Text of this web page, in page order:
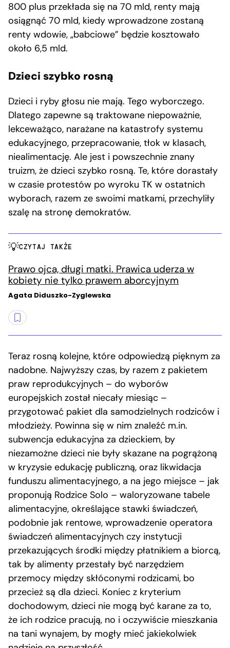
800 plus przekłada się na 70 mld, renty mają
osiągnąć 70 mld, kiedy wprowadzone zostaną
renty wdowie, „babciowe” będzie kosztowało
około 6,5 mld.
Dzieci szybko rosną
Dzieci i ryby głosu nie mają. Tego wyborczego.
Dlatego zapewne są traktowane niepoważnie,
lekceważąco, narażane na katastrofy systemu
edukacyjnego, przepracowanie, tłok w klasach,
niealimentację. Ale jest i powszechnie znany
truizm, że dzieci szybko rosną. Te, które dorastały
w czasie protestów po wyroku TK w ostatnich
wyborach, razem ze swoimi matkami, przechyliły
szalę na stronę demokratów.
CZYTAJ TAKŻE
Prawo ojca, długi matki. Prawica uderza w
kobiety nie tylko prawem aborcyjnym
Agata Diduszko-Zyglewska
Teraz rosną kolejne, które odpowiedzą pięknym za
nadobne. Najwyższy czas, by razem z pakietem
praw reprodukcyjnych – do wyborów
europejskich został niecały miesiąc –
przygotować pakiet dla samodzielnych rodziców i
młodzieży. Powinna się w nim znaleźć m.in.
subwencja edukacyjna za dzieckiem, by
niezamożne dzieci nie były skazane na pogrążoną
w kryzysie edukację publiczną, oraz likwidacja
funduszu alimentacyjnego, a na jego miejsce – jak
proponują Rodzice Solo – waloryzowane tabele
alimentacyjne, określające stawki świadczeń,
podobnie jak rentowe, wprowadzenie operatora
świadczeń alimentacyjnych czy instytucji
przekazujących środki między płatnikiem a biorcą,
tak by alimenty przestały być narzędziem
przemocy między skłóconymi rodzicami, bo
przecież są dla dzieci. Koniec z kryterium
dochodowym, dzieci nie mogą być karane za to,
że ich rodzice pracują, no i oczywiście mieszkania
na tani wynajem, by mogły mieć jakiekolwiek